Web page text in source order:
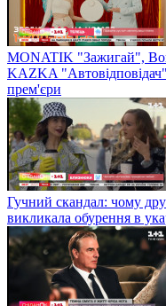
MONATIK "Зажигай",
KAZKA
прем'єри
Гучний скандал: чому
викликала обурення в